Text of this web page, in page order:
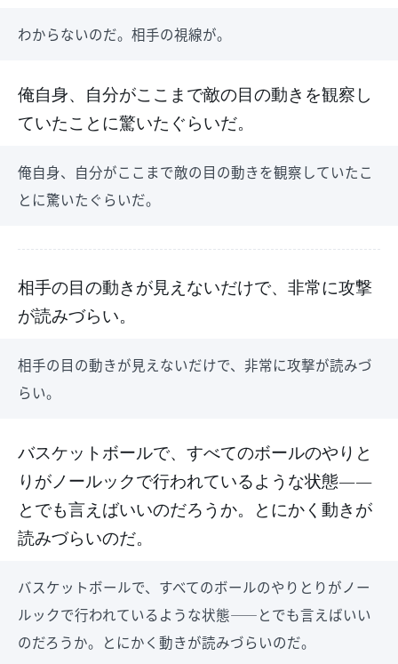
わからないのだ。相手の視線が。
俺自身、自分がここまで敵の目の動きを観察し
ていたことに驚いたぐらいだ。
俺自身、自分がここまで敵の目の動きを観察していたこ
とに驚いたぐらいだ。
相手の目の動きが見えないだけで、非常に攻撃
が読みづらい。
相手の目の動きが見えないだけで、非常に攻撃が読みづ
らい。
バスケットボールで、すべてのボールのやりと
りがノールックで行われているような状態――
とでも言えばいいのだろうか。とにかく動きが
読みづらいのだ。
バスケットボールで、すべてのボールのやりとりがノー
ルックで行われているような状態――とでも言えばいい
のだろうか。とにかく動きが読みづらいのだ。